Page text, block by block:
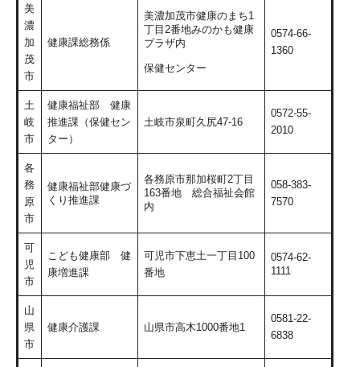
美
濃
加
茂
市
健康課総務係
美濃加茂市健康のまち1
丁目2番地みのかも健康
プラザ内
保健センター
0574-66-
1360
土
岐
市
健康福祉部 健康
推進課（保健セン
ター）
土岐市泉町久尻47-16
0572-55-
2010
各
務
原
市
健康福祉部健康づ
くり推進課
各務原市那加桜町2丁目
163番地 総合福祉会館
内
058-383-
7570
可
児
市
こども健康部 健
康増進課
可児市下恵土一丁目100
番地
0574-62-
1111
山
県
市
健康介護課 山県市高木1000番地1
0581-22-
6838